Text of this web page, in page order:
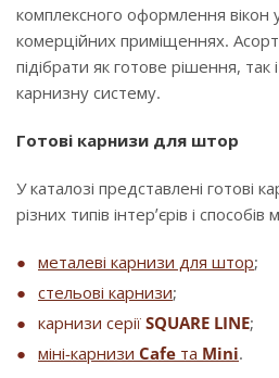
комплексного оформлення вікон
комерційних приміщеннях.
підібрати як готове рішення, так
карнизну систему.
Готові карнизи для штор
У каталозі представлені готові
різних типів інтер’єрів і
металеві карнизи для штор;
стельові карнизи;
карнизи серії SQUARE LINE;
міні-карнизи Cafe та Mini.